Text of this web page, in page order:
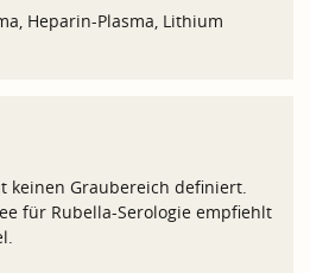
Heparin-Plasma, Lithium
keinen Graubereich definiert.
für Rubella-Serologie empfiehlt